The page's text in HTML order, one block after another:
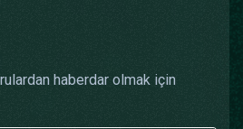
haberdar olmak için